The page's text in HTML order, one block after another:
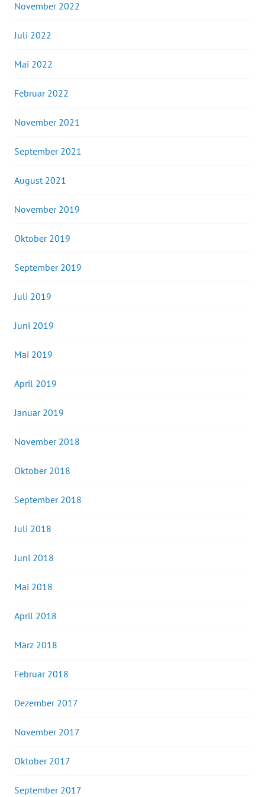
November 2022
Juli 2022
Mai 2022
Februar 2022
November 2021
September 2021
August 2021
November 2019
Oktober 2019
September 2019
Juli 2019
Juni 2019
Mai 2019
April 2019
Januar 2019
November 2018
Oktober 2018
September 2018
Juli 2018
Juni 2018
Mai 2018
April 2018
März 2018
Februar 2018
Dezember 2017
November 2017
Oktober 2017
September 2017